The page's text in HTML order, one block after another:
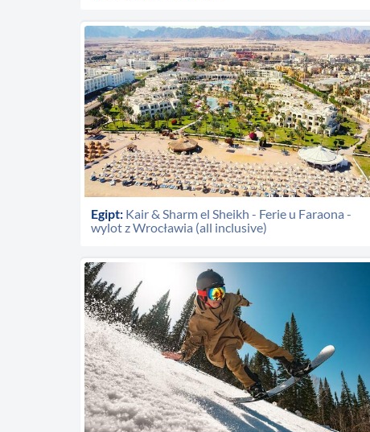
Egipt:Kair & Sharm el Sheikh - Ferie u Faraona -
wylot z Wrocławia (all inclusive)